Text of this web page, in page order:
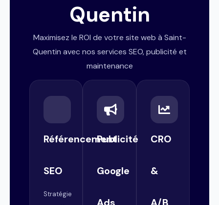
Quentin
Maximisez le ROI de votre site web à Saint-
Quentin avec nos services SEO, publicité et
maintenance
Référencement
SEO
Stratégie
Publicité
Google
CRO
&